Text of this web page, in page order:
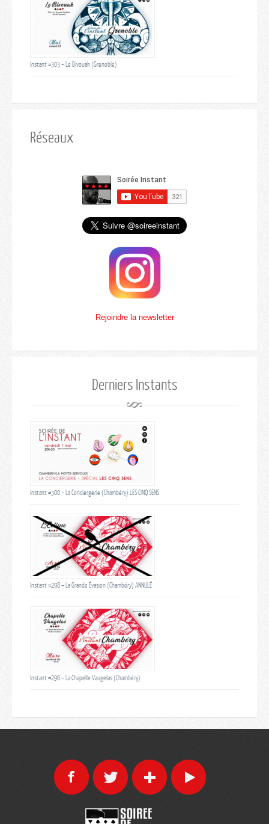
Instant #303 – Le Bivouak (Grenoble)
Réseaux
Rejoindre la newsletter
Derniers Instants
Instant #300 – La Conciergerie (Chambéry) LES CINQ SENS
Instant #298 – La Grande Évasion (Chambéry) ANNULÉ
Instant #296 – La Chapelle Vaugelas (Chambéry)